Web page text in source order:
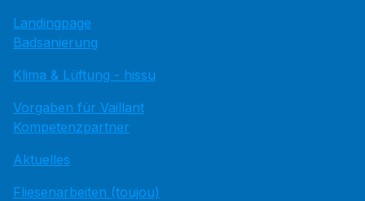
Landingpage
Badsanierung
Klima & Lüftung - hissu
Vorgaben für Vaillant
Kompetenzpartner
Aktuelles
Fliesenarbeiten (toujou)